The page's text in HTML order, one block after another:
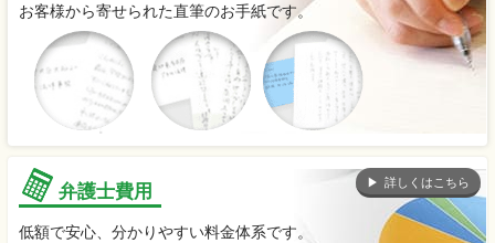
お客様から寄せられた直筆のお手紙です。
弁護士費用 詳しくはこちら
低額で安心、分かりやすい料金体系です。